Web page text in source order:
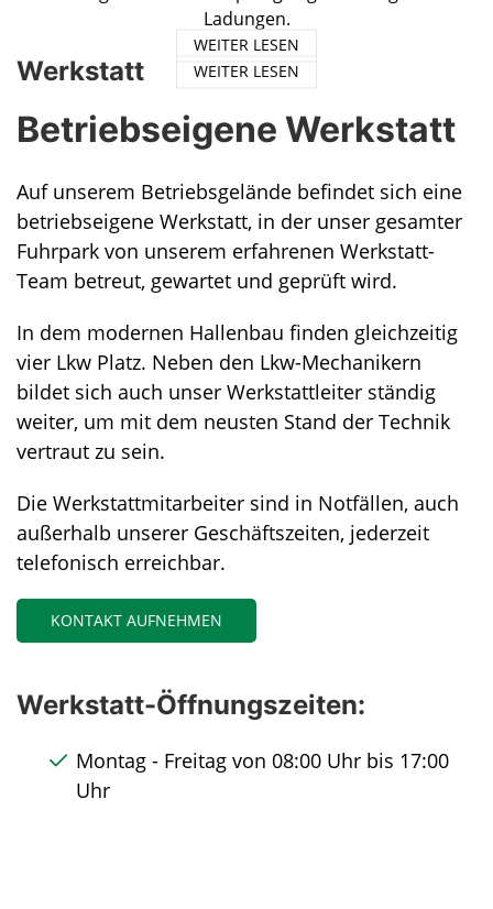
Ladungen.
WEITER LESEN
WEITER LESEN
Werkstatt
Betriebseigene Werkstatt
Auf unserem Betriebsgelände befindet sich eine
betriebseigene Werkstatt, in der unser gesamter
Fuhrpark von unserem erfahrenen Werkstatt-
Team betreut, gewartet und geprüft wird.
In dem modernen Hallenbau finden gleichzeitig
vier Lkw Platz. Neben den Lkw-Mechanikern
bildet sich auch unser Werkstattleiter ständig
weiter, um mit dem neusten Stand der Technik
vertraut zu sein.
Die Werkstattmitarbeiter sind in Notfällen, auch
außerhalb unserer Geschäftszeiten, jederzeit
telefonisch erreichbar.
KONTAKT AUFNEHMEN
Werkstatt-Öffnungszeiten:
Montag - Freitag von 08:00 Uhr bis 17:00
Uhr